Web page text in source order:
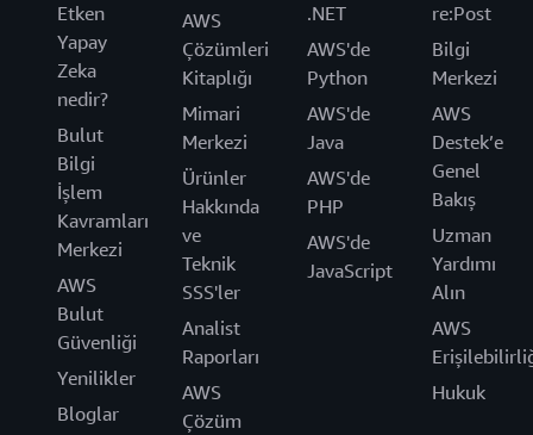
Etken
Yapay
Zeka
nedir?
Bulut
Bilgi
İşlem
Kavramları
Merkezi
AWS
Bulut
Güvenliği
Yenilikler
Bloglar
AWS
Çözümleri
Kitaplığı
Mimari
Merkezi
Ürünler
Hakkında
ve
Teknik
SSS'ler
Analist
Raporları
AWS
Çözüm
.NET
AWS'de
Python
AWS'de
Java
AWS'de
PHP
AWS'de
JavaScript
re:Post
Bilgi
Merkezi
AWS
Destek’e
Genel
Bakış
Uzman
Yardımı
Alın
AWS
Hukuk